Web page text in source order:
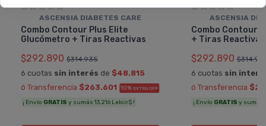
ASCENSIA DIABETES CARE
Combo Contour Plus Elite
Glucómetro + Tiras Reactivas
$292.890 $314.935
6 cuotas sin interés de $48.815
ó Transferencia $263.601 10% EXTRA OFF
¡ Envío GRATIS y sumás 13.216 Leloir$ !
ASCENSIA
Combo Contour
+ Tiras Reactivas
$292.890
6 cuotas sin
ó Transferencia
¡ Envío GRATIS y sumás